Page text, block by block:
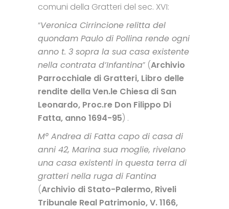
comuni della Gratteri del sec. XVI:
“Veronica Cirrincione relitta del
quondam Paulo di Pollina rende ogni
anno t. 3 sopra la sua casa existente
nella contrata d’Infantina” (Archivio
Parrocchiale di Gratteri, Libro delle
rendite della Ven.le Chiesa di San
Leonardo, Proc.re Don Filippo Di
Fatta, anno 1694-95) .
M° Andrea di Fatta capo di casa di
anni 42, Marina sua moglie, rivelano
una casa existenti in questa terra di
gratteri nella ruga di Fantina
(Archivio di Stato-Palermo, Riveli
Tribunale Real Patrimonio, V. 1166,